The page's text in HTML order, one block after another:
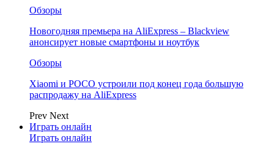
Обзоры
Новогодняя премьера на AliExpress – Blackview
анонсирует новые смартфоны и ноутбук
Обзоры
Xiaomi и POCO устроили под конец года большую
распродажу на AliExpress
Prev Next
Играть онлайн
Играть онлайн